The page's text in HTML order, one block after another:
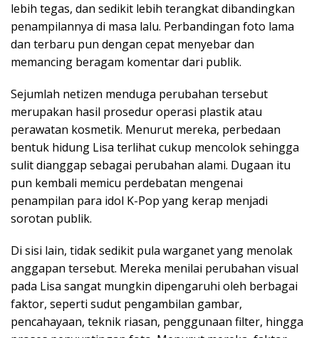
lebih tegas, dan sedikit lebih terangkat dibandingkan
penampilannya di masa lalu. Perbandingan foto lama
dan terbaru pun dengan cepat menyebar dan
memancing beragam komentar dari publik.
Sejumlah netizen menduga perubahan tersebut
merupakan hasil prosedur operasi plastik atau
perawatan kosmetik. Menurut mereka, perbedaan
bentuk hidung Lisa terlihat cukup mencolok sehingga
sulit dianggap sebagai perubahan alami. Dugaan itu
pun kembali memicu perdebatan mengenai
penampilan para idol K-Pop yang kerap menjadi
sorotan publik.
Di sisi lain, tidak sedikit pula warganet yang menolak
anggapan tersebut. Mereka menilai perubahan visual
pada Lisa sangat mungkin dipengaruhi oleh berbagai
faktor, seperti sudut pengambilan gambar,
pencahayaan, teknik riasan, penggunaan filter, hingga